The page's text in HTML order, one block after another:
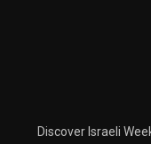
Discover Israeli